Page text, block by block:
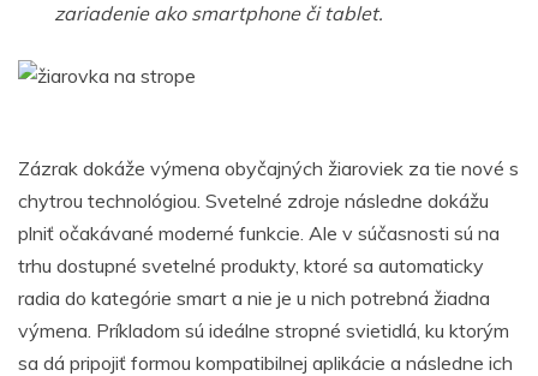
zariadenie ako smartphone či tablet.
Zázrak dokáže výmena obyčajných žiaroviek za tie nové s
chytrou technológiou. Svetelné zdroje následne dokážu
plniť očakávané moderné funkcie. Ale v súčasnosti sú na
trhu dostupné svetelné produkty, ktoré sa automaticky
radia do kategórie smart a nie je u nich potrebná žiadna
výmena. Príkladom sú ideálne stropné svietidlá, ku ktorým
sa dá pripojiť formou kompatibilnej aplikácie a následne ich